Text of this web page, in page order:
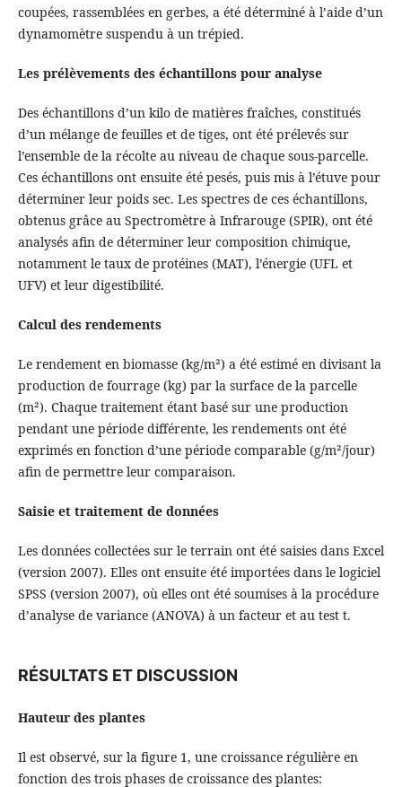
coupées, rassemblées en gerbes, a été déterminé à l’aide d’un
dynamomètre suspendu à un trépied.
Les prélèvements des échantillons pour analyse
Des échantillons d’un kilo de matières fraîches, constitués
d’un mélange de feuilles et de tiges, ont été prélevés sur
l’ensemble de la récolte au niveau de chaque sous-parcelle.
Ces échantillons ont ensuite été pesés, puis mis à l’étuve pour
déterminer leur poids sec. Les spectres de ces échantillons,
obtenus grâce au Spectromètre à Infrarouge (SPIR), ont été
analysés afin de déterminer leur composition chimique,
notamment le taux de protéines (MAT), l’énergie (UFL et
UFV) et leur digestibilité.
Calcul des rendements
Le rendement en biomasse (kg/m²) a été estimé en divisant la
production de fourrage (kg) par la surface de la parcelle
(m²). Chaque traitement étant basé sur une production
pendant une période différente, les rendements ont été
exprimés en fonction d’une période comparable (g/m²/jour)
afin de permettre leur comparaison.
Saisie et traitement de données
Les données collectées sur le terrain ont été saisies dans Excel
(version 2007). Elles ont ensuite été importées dans le logiciel
SPSS (version 2007), où elles ont été soumises à la procédure
d’analyse de variance (ANOVA) à un facteur et au test t.
RÉSULTATS ET DISCUSSION
Hauteur des plantes
Il est observé, sur la figure 1, une croissance régulière en
fonction des trois phases de croissance des plantes: